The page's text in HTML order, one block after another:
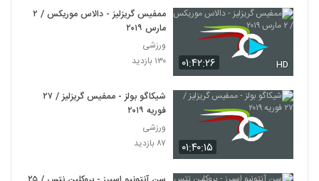
۰۱:۴۲:۲۶ HD
ممفیس گریزلیز - دالاس موریکس / ۲
مارس ۲۰۱۹
ورزشی
۱۳۰ بازدید
۰۱:۴۰:۱۵
شیکاگو بولز - ممفیس گریزلیز / ۲۷
فوریه ۲۰۱۹
ورزشی
۸۷ بازدید